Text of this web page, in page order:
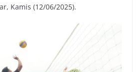
Kamis (12/06/2025).